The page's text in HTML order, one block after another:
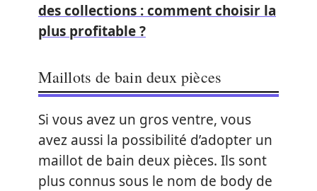
des collections : comment choisir la
plus profitable ?
Maillots de bain deux pièces
Si vous avez un gros ventre, vous
avez aussi la possibilité d’adopter un
maillot de bain deux pièces. Ils sont
plus connus sous le nom de body de